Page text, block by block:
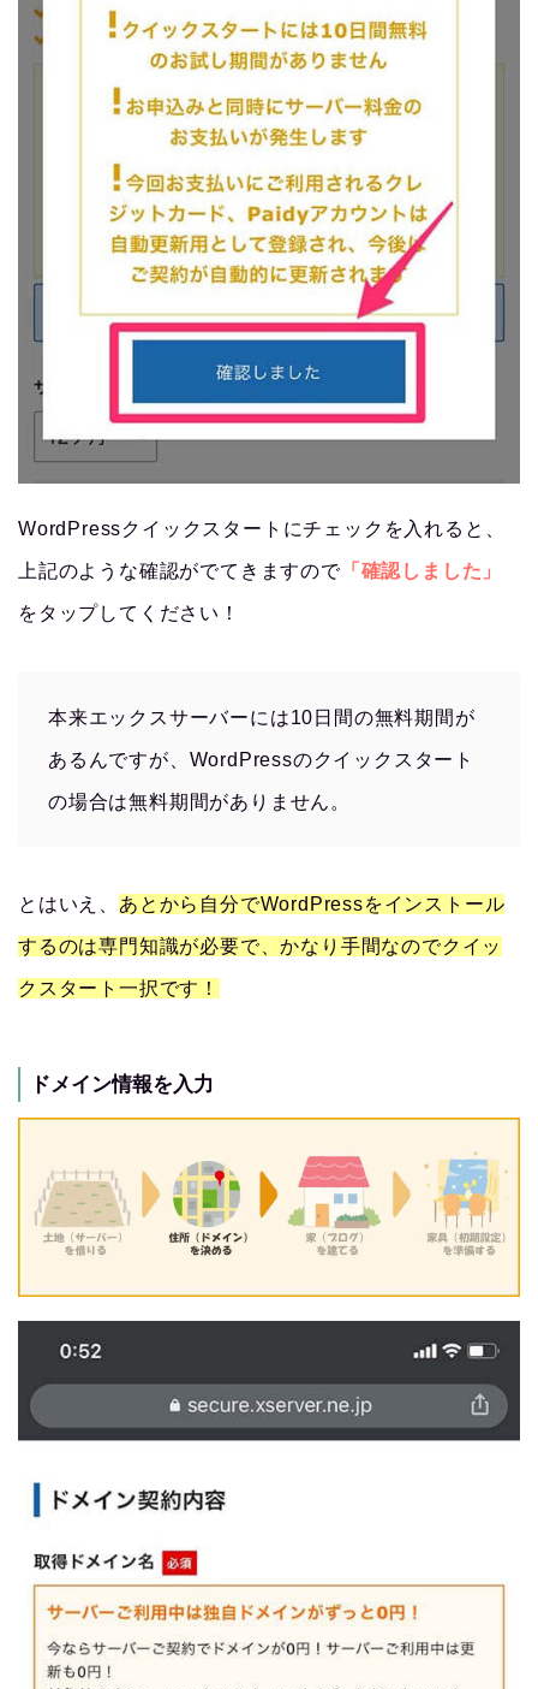
WordPressクイックスタートにチェックを入れると、
上記のような確認がでてきますので「確認しました」
をタップしてください！
本来エックスサーバーには10日間の無料期間が
あるんですが、WordPressのクイックスタート
の場合は無料期間がありません。
とはいえ、 あとから自分でWordPressをインストール
するのは専門知識が必要で、かなり手間なのでクイッ
クスタート一択です！
ドメイン情報を入力